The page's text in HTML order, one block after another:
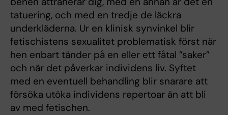
tatuering, och med en tredje de läckra
underkläderna. Ur en klinisk synvinkel blir
fetischistens sexualitet problematisk först när
hen enbart tänder på en eller ett fåtal ”saker”
och när det påverkar individens liv. Syftet
med en eventuell behandling blir snarare att
försöka utöka individens repertoar än att bli
av med fetischen.